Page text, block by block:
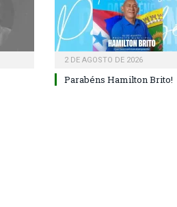
2 DE AGOSTO DE 2026
Parabéns Hamilton Brito!